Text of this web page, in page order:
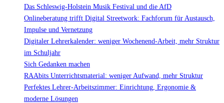
Das Schleswig-Holstein Musik Festival und die AfD
Onlineberatung trifft Digital Streetwork: Fachforum für Austausch,
Impulse und Vernetzung
Digitaler Lehrerkalender: weniger Wochenend-Arbeit, mehr Struktur
im Schuljahr
Sich Gedanken machen
RAAbits Unterrichtsmaterial: weniger Aufwand, mehr Struktur
Perfektes Lehrer-Arbeitszimmer: Einrichtung, Ergonomie &
moderne Lösungen